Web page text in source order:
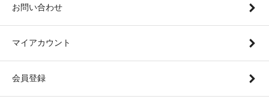
お問い合わせ
マイアカウント
会員登録